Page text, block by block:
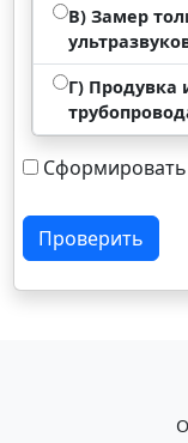
В) Замер
Г) Продувка
Проверить